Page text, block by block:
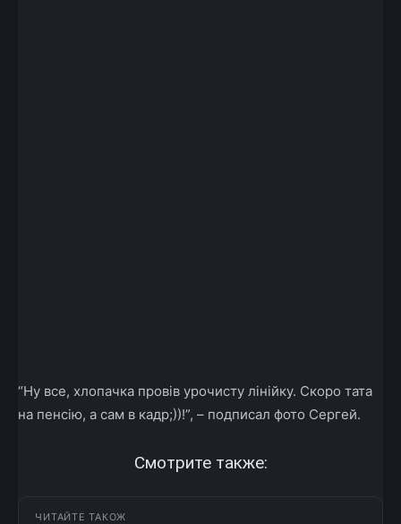
“Ну все, хлопачка провів урочисту лінійку. Скоро тата
на пенсію, а сам в кадр;))!”, – подписал фото Сергей.
Смотрите также:
ЧИТАЙТЕ ТАКОЖ